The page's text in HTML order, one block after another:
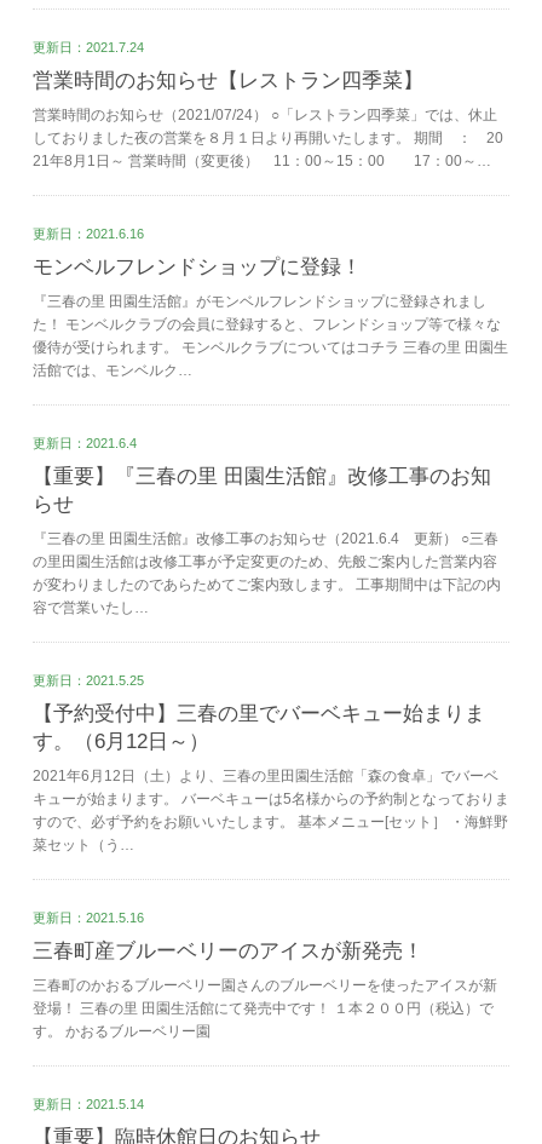
更新日：2021.7.24
営業時間のお知らせ【レストラン四季菜】
営業時間のお知らせ（2021/07/24） ○「レストラン四季菜」では、休止
しておりました夜の営業を８月１日より再開いたします。 期間 ： 20
21年8月1日～ 営業時間（変更後） 11：00～15：00 17：00～…
更新日：2021.6.16
モンベルフレンドショップに登録！
『三春の里 田園生活館』がモンベルフレンドショップに登録されまし
た！ モンベルクラブの会員に登録すると、フレンドショップ等で様々な
優待が受けられます。 モンベルクラブについてはコチラ 三春の里 田園生
活館では、モンベルク…
更新日：2021.6.4
【重要】『三春の里 田園生活館』改修工事のお知
らせ
『三春の里 田園生活館』改修工事のお知らせ（2021.6.4 更新） ○三春
の里田園生活館は改修工事が予定変更のため、先般ご案内した営業内容
が変わりましたのであらためてご案内致します。 工事期間中は下記の内
容で営業いたし…
更新日：2021.5.25
【予約受付中】三春の里でバーベキュー始まりま
す。（6月12日～）
2021年6月12日（土）より、三春の里田園生活館「森の食卓」でバーベ
キューが始まります。 バーベキューは5名様からの予約制となっておりま
すので、必ず予約をお願いいたします。 基本メニュー[セット］ ・海鮮野
菜セット（う…
更新日：2021.5.16
三春町産ブルーベリーのアイスが新発売！
三春町のかおるブルーベリー園さんのブルーベリーを使ったアイスが新
登場！ 三春の里 田園生活館にて発売中です！ １本２００円（税込）で
す。 かおるブルーベリー園
更新日：2021.5.14
【重要】臨時休館日のお知らせ